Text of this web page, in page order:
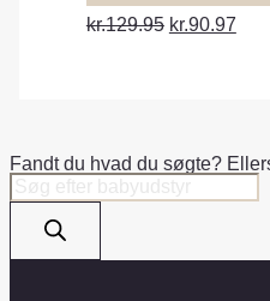
s
c
s
a
r
c
kr.129.95 kr.90.97
Fandt du hvad du søgte?
Products
search